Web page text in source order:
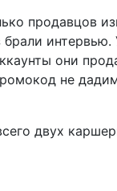
продавцов
интервью.
они
не
двух